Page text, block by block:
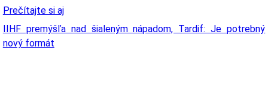
Prečítajte si aj
IIHF premýšľa nad šialeným nápadom, Tardif: Je potrebný
nový formát